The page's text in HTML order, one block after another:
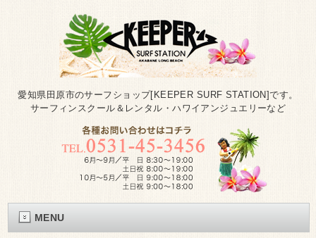
愛知県田原市のサーフショップ[KEEPER SURF STATION]です。
サーフィンスクール＆レンタル・ハワイアンジュエリーなど
MENU